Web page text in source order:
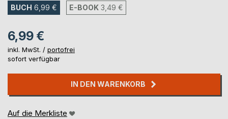
BUCH 6,99 € E-BOOK 3,49 €
6,99 €
inkl. MwSt. / portofrei
sofort verfügbar
IN DEN WARENKORB
Auf die Merkliste